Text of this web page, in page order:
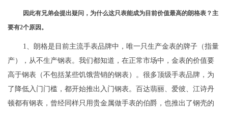
因此有兄弟会提出疑问，为什么这只表能成为目前价值最高的朗格表？主
要有2个原因。
1、朗格是目前主流手表品牌中，唯一只生产金表的牌子（指量
产），从不生产钢表。我们都知道，在正常市场中，金表的价值要
高于钢表（不包括某些饥饿营销的钢表）。很多顶级手表品牌，为
了降低入门门槛，都开始推出入门钢表。百达翡丽、爱彼、江诗丹
顿都有钢表，曾经同样只用贵金属做手表的伯爵，也推出了钢壳的